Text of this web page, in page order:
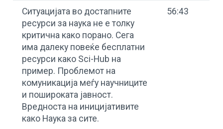
Ситуацијата во достапните
ресурси за наука не е толку
критична како порано. Сега
има далеку повеќе бесплатни
ресурси како Sci-Hub на
пример. Проблемот на
комуникација меѓу научниците
и пошироката јавност.
Вредноста на иницијативите
како Наука за сите.
56:43